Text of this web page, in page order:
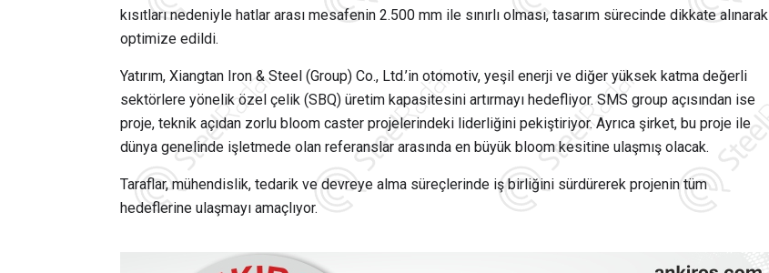
kısıtları nedeniyle hatlar arası mesafenin 2.500 mm ile sınırlı olması, tasarım sürecinde dikkate alınarak
optimize edildi.
Yatırım, Xiangtan Iron & Steel (Group) Co., Ltd.’in otomotiv, yeşil enerji ve diğer yüksek katma değerli
sektörlere yönelik özel çelik (SBQ) üretim kapasitesini artırmayı hedefliyor. SMS group açısından ise
proje, teknik açıdan zorlu bloom caster projelerindeki liderliğini pekiştiriyor. Ayrıca şirket, bu proje ile
dünya genelinde işletmede olan referanslar arasında en büyük bloom kesitine ulaşmış olacak.
Taraflar, mühendislik, tedarik ve devreye alma süreçlerinde iş birliğini sürdürerek projenin tüm
hedeflerine ulaşmayı amaçlıyor.